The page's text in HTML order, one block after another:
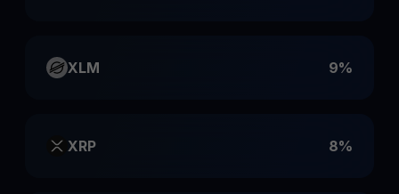
XLM 9%
XRP 8%